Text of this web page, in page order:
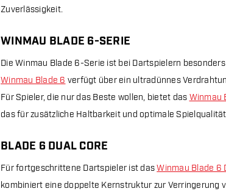
Zuverlässigkeit.
WINMAU BLADE 6-SERIE
Die Winmau Blade 6-Serie ist bei Dartspielern
Winmau Blade 6 verfügt über ein ultradünnes
Für Spieler, die nur das Beste wollen, bietet das Winmau
das für zusätzliche Haltbarkeit und optimale
BLADE 6 DUAL CORE
Für fortgeschrittene Dartspieler ist dasWinmau Blade 6
kombiniert eine doppelte Kernstruktur zur